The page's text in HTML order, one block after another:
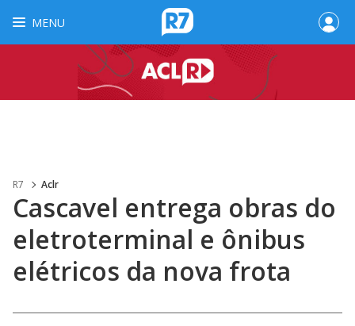
MENU
R7 Aclr
Cascavel entrega obras do
eletroterminal e ônibus
elétricos da nova frota